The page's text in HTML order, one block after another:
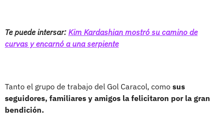
Te puede intersar: Kim Kardashian mostró su camino de
curvas y encarnó a una serpiente
Tanto el grupo de trabajo del Gol Caracol, como sus
seguidores, familiares y amigos la felicitaron por la gran
bendición.